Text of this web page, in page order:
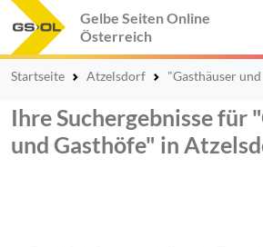
Gelbe Seiten Online
Österreich
Startseite Atzelsdorf "Gasthäuser
Ihre Suchergebnisse für
und Gasthöfe" in